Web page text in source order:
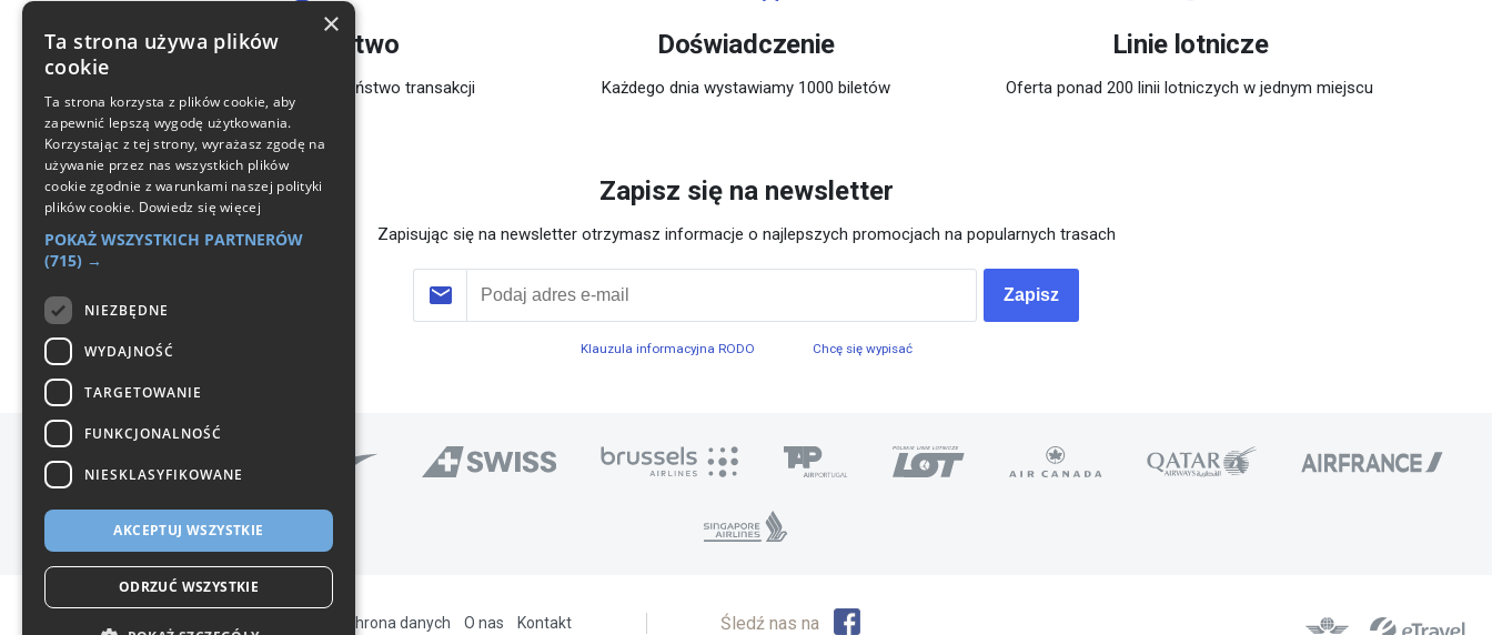
Bezpieczeństwo
Gwarantujemy pełne bezpieczeństwo transakcji
Doświadczenie
Każdego dnia wystawiamy 1000 biletów
Linie lotnicze
Oferta ponad 200 linii lotniczych w jednym miejscu
Zapisz się na newsletter
Zapisując się na newsletter otrzymasz informacje o najlepszych promocjach na popularnych trasach
Zapisz
Klauzula informacyjna RODO Chcę się wypisać
Ochrona danych O nas Kontakt Śledź nas na
×
Ta strona używa plików
cookie
Ta strona korzysta z plików cookie, aby
zapewnić lepszą wygodę użytkowania.
Korzystając z tej strony, wyrażasz zgodę na
używanie przez nas wszystkich plików
cookie zgodnie z warunkami naszej polityki
plików cookie. Dowiedz się więcej
POKAŻ WSZYSTKICH PARTNERÓW
(715) →
NIEZBĘDNE
WYDAJNOŚĆ
TARGETOWANIE
FUNKCJONALNOŚĆ
NIESKLASYFIKOWANE
AKCEPTUJ WSZYSTKIE
ODRZUĆ WSZYSTKIE